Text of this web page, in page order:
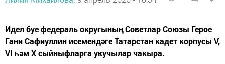
Идел буе федераль округының Советлар Союзы Герое
Гани Сафиуллин исемендәге Татарстан кадет корпусы V,
VI һәм X сыйныфларга укучылар чакыра.